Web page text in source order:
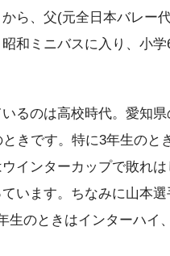
ら、父(元全日本バレー
和ミニバスに入り、小
るのは高校時代。愛知
きです。特に3年生のと
インターカップで敗れ
います。ちなみに山本
生のときはインターハイ